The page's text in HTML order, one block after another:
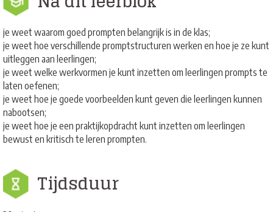
je weet waarom goed prompten belangrijk is in de klas;
je weet hoe verschillende promptstructuren werken en hoe je ze kunt
uitleggen aan leerlingen;
je weet welke werkvormen je kunt inzetten om leerlingen prompts te
laten oefenen;
je weet hoe je goede voorbeelden kunt geven die leerlingen kunnen
nabootsen;
je weet hoe je een praktijkopdracht kunt inzetten om leerlingen
bewust en kritisch te leren prompten.
Tijdsduur